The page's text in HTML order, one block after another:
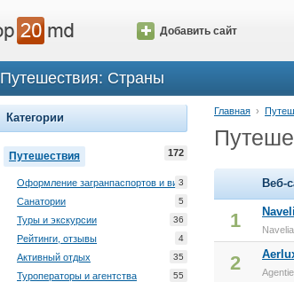
Добавить сайт
Путешествия: Страны
Категории
Путешествия 172
Оформление загранпаспортов и виз3
Санатории 5
Туры и экскурсии 36
Рейтинги, отзывы 4
Активный отдых 35
Туроператоры и агентства 55
Главная ›
Веб-
1
2